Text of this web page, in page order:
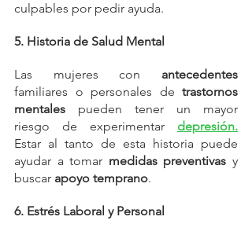
culpables por pedir ayuda.
5. Historia de Salud Mental
Las mujeres con antecedentes
familiares o personales de trastornos
mentales pueden tener un mayor
riesgo de experimentar depresión.
Estar al tanto de esta historia puede
ayudar a tomar medidas preventivas y
buscar apoyo temprano.
6. Estrés Laboral y Personal